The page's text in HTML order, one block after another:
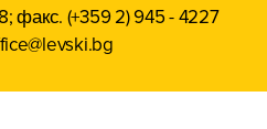
факс. (+359 2) 945 - 4227